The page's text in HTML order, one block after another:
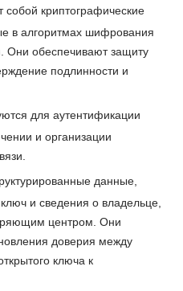
криптографические
в алгоритмах шифрования
Они обеспечивают защиту
подлинности и
для аутентификации
и организации
данные,
и сведения о владельце,
центром. Они
доверия между
ключа к